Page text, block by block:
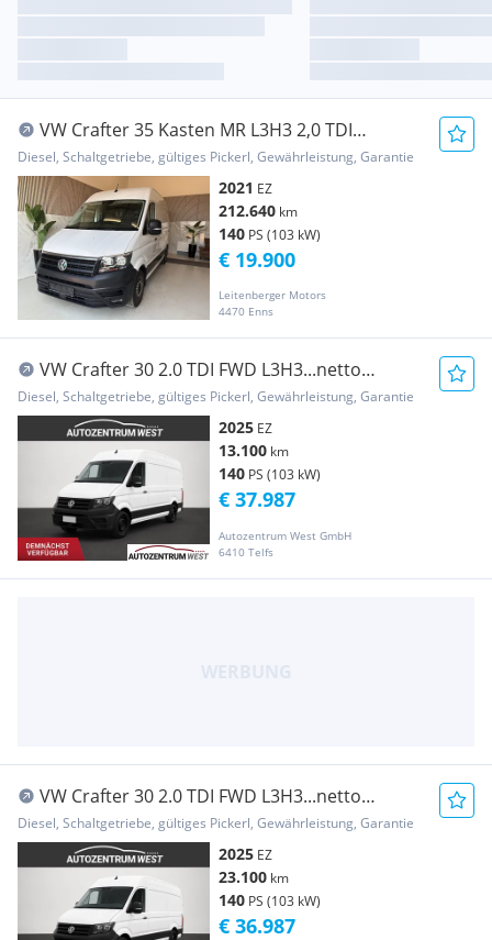
VW Crafter 35 Kasten MR L3H3 2,0 TDI
Tempomat Rück... Transporter / Kastenwagen
Diesel, Schaltgetriebe, gültiges Pickerl, Gewährleistung, Garantie
2021 EZ
212.640 km
140 PS (103 kW)
Leitenberger Motors
4470 Enns
€ 19.900
VW Crafter 30 2.0 TDI FWD L3H3...netto
31.656,--..... Transporter / Kastenwagen
Diesel, Schaltgetriebe, gültiges Pickerl, Gewährleistung, Garantie
2025 EZ
13.100 km
140 PS (103 kW)
Autozentrum West GmbH
6410 Telfs
€ 37.987
VW Crafter 30 2.0 TDI FWD L3H3...netto
30.823,--..... Transporter / Kastenwagen
Diesel, Schaltgetriebe, gültiges Pickerl, Gewährleistung, Garantie
2025 EZ
23.100 km
140 PS (103 kW)
€ 36.987